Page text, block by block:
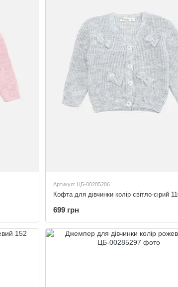
Артикул: ЦБ-00285286
Кофта для дівчинки колір світло-сірий
699 грн